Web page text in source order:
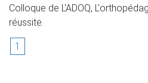
Colloque de L'ADOQ,
réussite.
1